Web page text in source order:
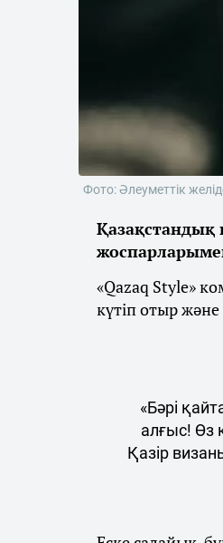
Фото: Әлеуметтік
«Qazaq Style»
күтіп отыр
«Бәрі
алғыс! Өз
Қазір